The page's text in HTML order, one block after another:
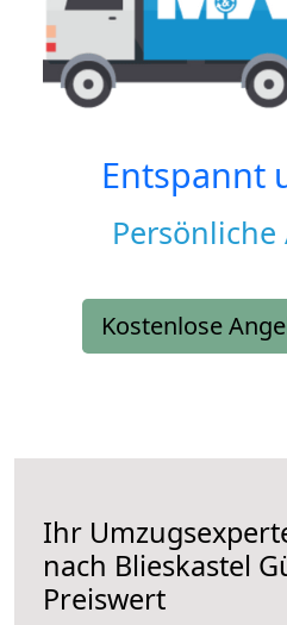
Entspannt
Kostenlose
Ihr
nach Blieskastel
Preiswert